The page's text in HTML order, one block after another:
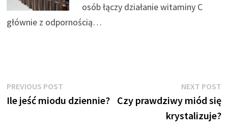
osób łączy działanie witaminy C
głównie z odpornością…
Nawigacja
wpisu
PREVIOUS POSTPrevious
post:
Ile jeść miodu dziennie?
NEXT POST
Czy prawdziwy miód się
krystalizuje?